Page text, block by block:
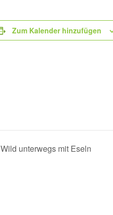
Zum Kalender hinzufügen
Wild unterwegs mit Eseln